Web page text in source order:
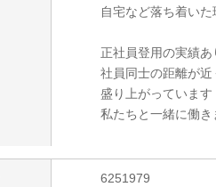
自宅など落ち着い
正社員登用の実績
社員同士の距離が
盛り上がっています
私たちと一緒に働
6251979